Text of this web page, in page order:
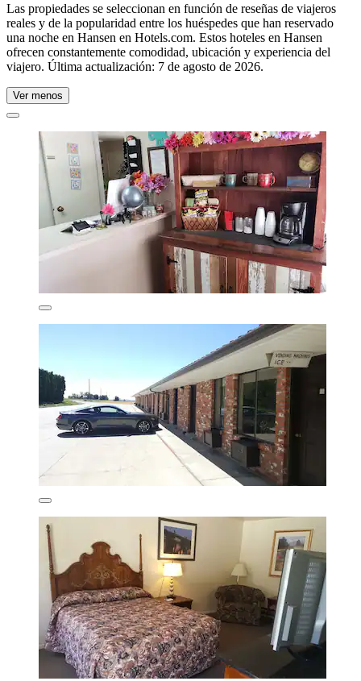
Las propiedades se seleccionan en función de reseñas de viajeros
reales y de la popularidad entre los huéspedes que han reservado
una noche en Hansen en Hotels.com. Estos hoteles en Hansen
ofrecen constantemente comodidad, ubicación y experiencia del
viajero. Última actualización: 7 de agosto de 2026.
Ver menos